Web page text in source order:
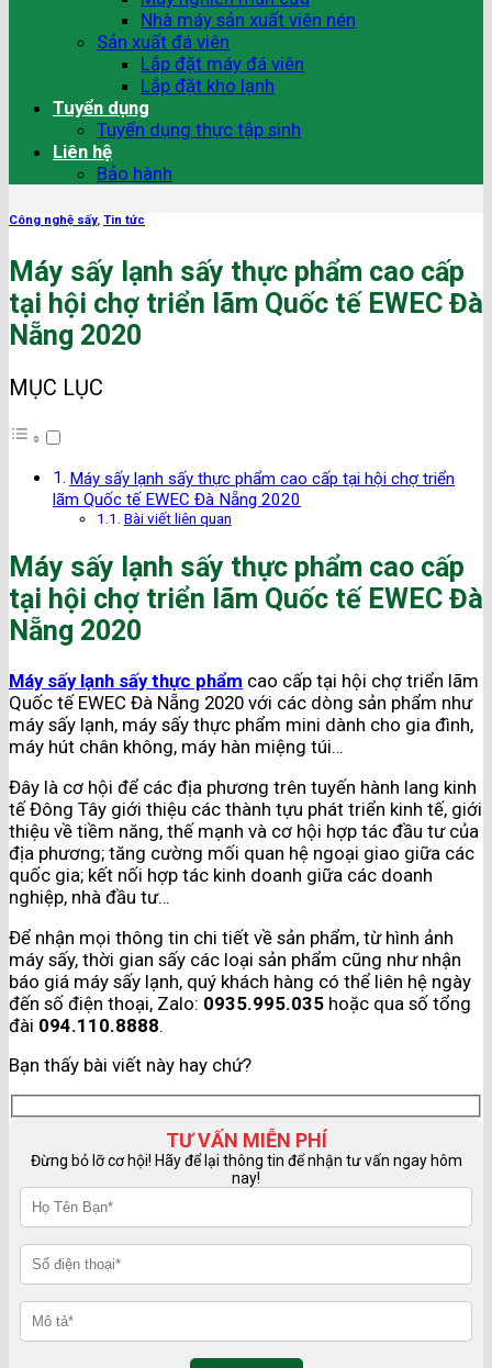
Nhà máy sản xuất viên nén
Sản xuất đá viên
Lắp đặt máy đá viên
Lắp đặt kho lạnh
Tuyển dụng
Tuyển dụng thực tập sinh
Liên hệ
Bảo hành
Công nghệ sấy, Tin tức
Máy sấy lạnh sấy thực phẩm cao cấp
tại hội chợ triển lãm Quốc tế EWEC Đà
Nẵng 2020
MỤC LỤC
Máy sấy lạnh sấy thực phẩm cao cấp tại hội chợ triển
lãm Quốc tế EWEC Đà Nẵng 2020
Bài viết liên quan
Máy sấy lạnh sấy thực phẩm cao cấp
tại hội chợ triển lãm Quốc tế EWEC Đà
Nẵng 2020
Máy sấy lạnh sấy thực phẩm cao cấp tại hội chợ triển lãm
Quốc tế EWEC Đà Nẵng 2020 với các dòng sản phẩm như
máy sấy lạnh, máy sấy thực phẩm mini dành cho gia đình,
máy hút chân không, máy hàn miệng túi…
Đây là cơ hội để các địa phương trên tuyến hành lang kinh
tế Đông Tây giới thiệu các thành tựu phát triển kinh tế, giới
thiệu về tiềm năng, thế mạnh và cơ hội hợp tác đầu tư của
địa phương; tăng cường mối quan hệ ngoại giao giữa các
quốc gia; kết nối hợp tác kinh doanh giữa các doanh
nghiệp, nhà đầu tư…
Để nhận mọi thông tin chi tiết về sản phẩm, từ hình ảnh
máy sấy, thời gian sấy các loại sản phẩm cũng như nhận
báo giá máy sấy lạnh, quý khách hàng có thể liên hệ ngày
đến số điện thoại, Zalo: 0935.995.035 hoặc qua số tổng
đài 094.110.8888.
Bạn thấy bài viết này hay chứ?
TƯ VẤN MIỄN PHÍ
Đừng bỏ lỡ cơ hội! Hãy để lại thông tin để nhận tư vấn ngay hôm
nay!